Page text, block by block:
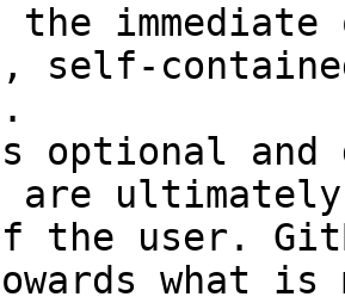
self-
optional and
are
the user.
what